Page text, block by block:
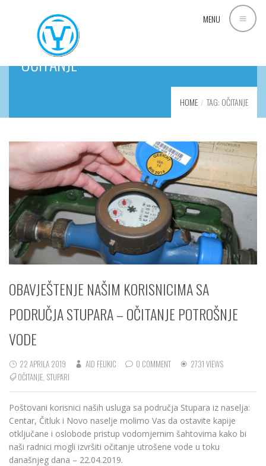
MENU
OČITANJE
HOME TAG: OČITANJE
OBAVJEŠTENJE NAŠIM KORISNICIMA SA
PODRUČJA STUPARA – OČITANJE POTROŠNJE
VODE
22 APRILA 2019 AID FEUKIC 0 COMMENT
2731 VIEWS
OČITANJE STUPARI
Poštovani korisnici naših usluga sa područja Stupara iz naselja:
Centar, Čitluk i Novo naselje molimo Vas da ostavite kapije
otključane i oslobode pristup vodomjernim šahtovima kako bi
naši radnici mogli izvršiti očitanje utrošene vode u toku
današnjeg dana – 22.04.2019.